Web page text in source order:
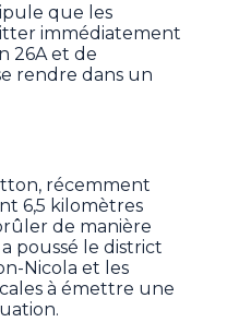
que les
immédiatement
26A et de
rendre dans un
récemment
6,5 kilomètres
de manière
poussé le district
Nicola et les
à émettre une